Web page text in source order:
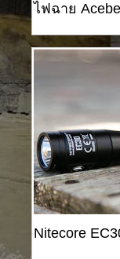
ไฟฉาย
Nitecore